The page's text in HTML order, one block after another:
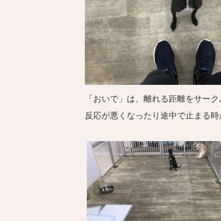
「おいで」は、離れる距離をサー
反応が悪くなったり途中で止まる